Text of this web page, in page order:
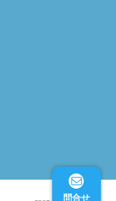
問合せ